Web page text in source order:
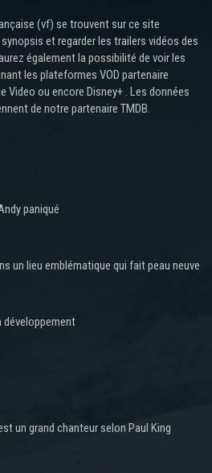
(vf) se trouvent sur ce site
et regarder les trailers vidéos des
également la possibilité de voir les
les plateformes VOD partenaire
Video ou encore Disney+ . Les données
de notre partenaire TMDB.
paniqué
un lieu emblématique qui fait peau neuve
développement
un grand chanteur selon Paul King